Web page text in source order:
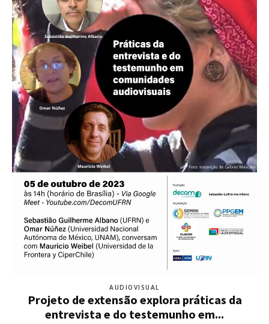
AUDIOVISUAL
Projeto de extensão explora práticas da
entrevista e do testemunho em...